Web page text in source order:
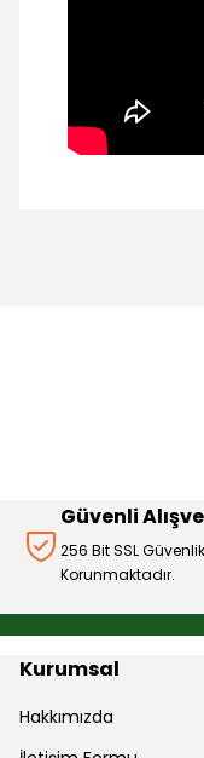
Güvenli
256 Bit SSL
Korunmaktadır.
Kurumsal
Hakkımızda